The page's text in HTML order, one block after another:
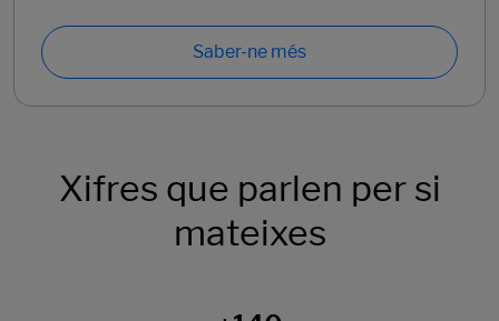
Saber-ne més
Xifres que parlen per si
mateixes